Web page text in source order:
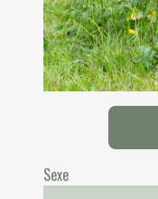
Sexe